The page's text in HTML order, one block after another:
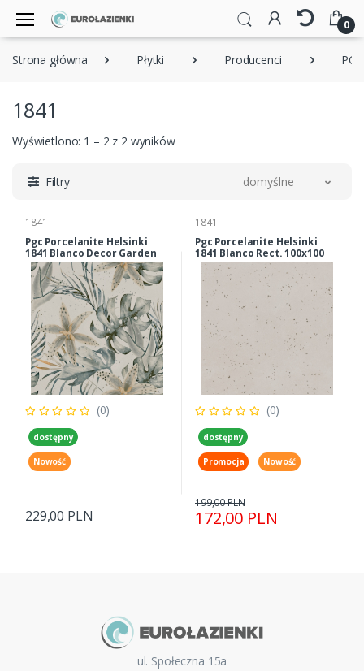
0
Strona główna Płytki Producenci
1841
Wyświetlono: 1 – 2 z 2 wyników
Filtry domyślne
1841
Pgc Porcelanite Helsinki
1841 Blanco Decor Garden
Rect. 100x100 Cm
(0)
dostępny
Nowość
229,00 PLN
1841
Pgc Porcelanite Helsinki
1841 Blanco Rect. 100x100
Cm
(0)
dostępny
Promocja Nowość
172,00 PLN
199,00 PLN
ul. Społeczna 15a